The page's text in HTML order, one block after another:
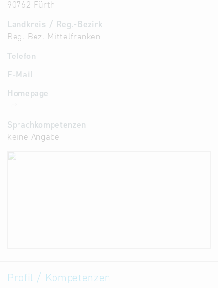
90762 Fürth
Landkreis / Reg.-Bezirk
Reg.-Bez. Mittelfranken
Telefon
E-Mail
Homepage
Sprachkompetenzen
keine Angabe
Profil / Kompetenzen